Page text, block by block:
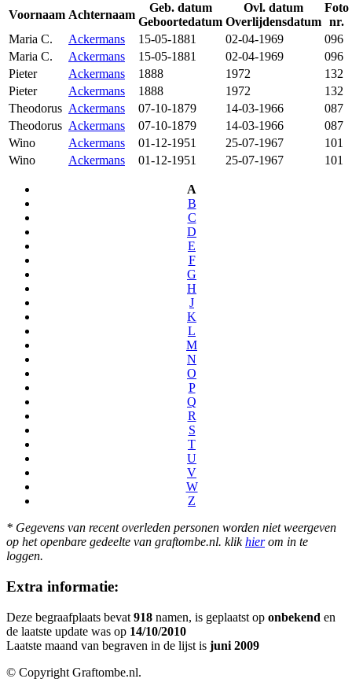
Voornaam Achternaam
Geb. datum
Geboortedatum
Ovl. datum
Overlijdensdatum
Foto
nr.
Maria C.
Ackermans 15-05-1881 02-04-1969
096
Maria C.
Ackermans 15-05-1881 02-04-1969
096
Pieter
Ackermans 1888 1972
132
Pieter
Ackermans 1888 1972
132
Theodorus Ackermans 07-10-1879 14-03-1966
087
Theodorus Ackermans 07-10-1879 14-03-1966
087
Wino
Ackermans 01-12-1951 25-07-1967
101
Wino
Ackermans 01-12-1951 25-07-1967 101
A
B
C
D
E
F
G
H
J
K
L
M
N
O
P
Q
R
S
T
U
V
W
Z
* Gegevens van recent overleden personen worden niet weergeven
op het openbare gedeelte van graftombe.nl. klikhierom in te
loggen.
Extra informatie:
Deze begraafplaats bevat 918 namen, is geplaatst op onbekend en
de laatste update was op 14/10/2010
Laatste maand van begraven in de lijst is juni 2009
© Copyright Graftombe.nl.